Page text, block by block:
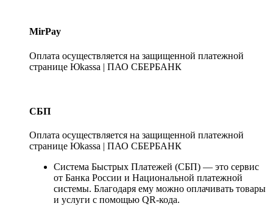
MirPay
Оплата осуществляется на защищенной платежной
странице Юkassa | ПАО СБЕРБАНК
СБП
Оплата осуществляется на защищенной платежной
странице Юkassa | ПАО СБЕРБАНК
Система Быстрых Платежей (СБП) — это сервис
от Банка России и Национальной платежной
системы. Благодаря ему можно оплачивать товары
и услуги с помощью QR-кода.